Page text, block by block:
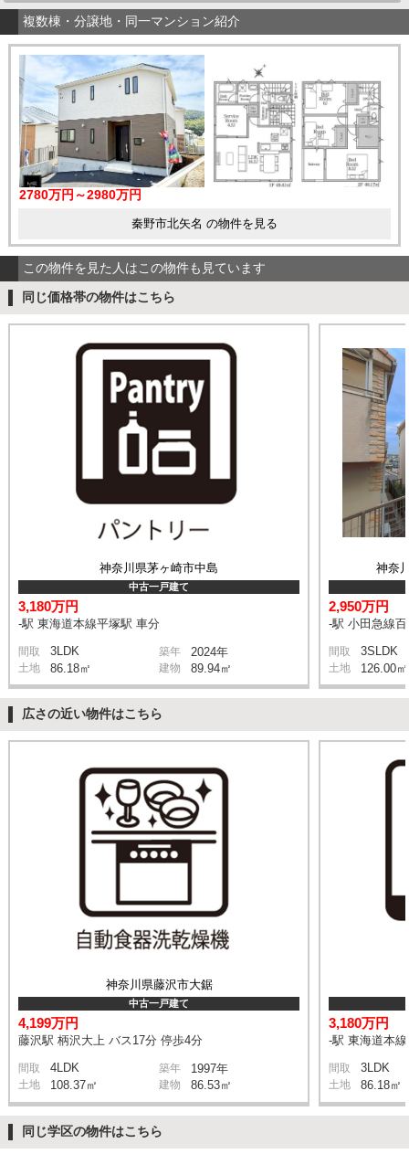
複数棟・分譲地・同一マンション紹介
2780万円～2980万円
秦野市北矢名 の物件を見る
この物件を見た人はこの物件も見ています
同じ価格帯の物件はこちら
神奈川県茅ヶ崎市中島
中古一戸建て
3,180万円
-駅 東海道本線平塚駅 車分
間取 3LDK 築年 2024年
土地 86.18㎡ 建物 89.94㎡
神奈
2,950万円
-駅 小田急線
間取 3SLDK
土地 126.00㎡
広さの近い物件はこちら
神奈川県藤沢市大鋸
中古一戸建て
4,199万円
藤沢駅 柄沢大上 バス17分 停歩4分
間取 4LDK 築年 1997年
土地 108.37㎡ 建物 86.53㎡
3,180万円
-駅 東海道本
間取 3LDK
土地 86.18㎡
同じ学区の物件はこちら